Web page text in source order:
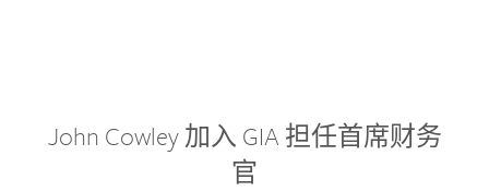
John Cowley 加入 GIA 担任首席财务
官